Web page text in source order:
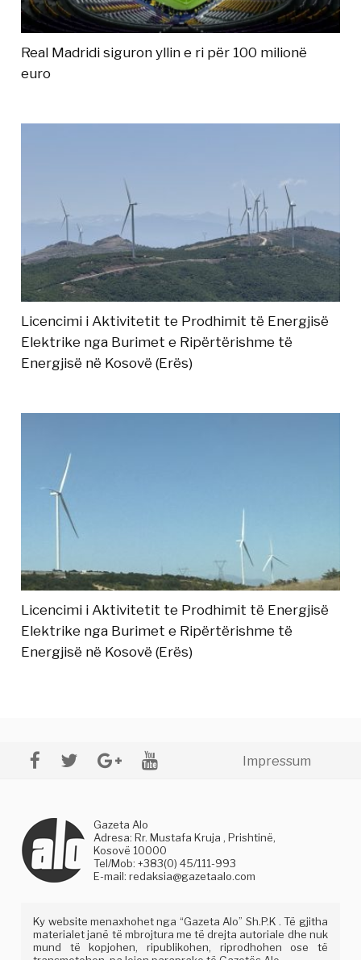
Real Madridi siguron yllin e ri për 100 milionë
euro
Licencimi i Aktivitetit te Prodhimit të Energjisë
Elektrike nga Burimet e Ripërtërishme të
Energjisë në Kosovë (Erës)
Licencimi i Aktivitetit te Prodhimit të Energjisë
Elektrike nga Burimet e Ripërtërishme të
Energjisë në Kosovë (Erës)
Impressum
Gazeta Alo
Adresa: Rr. Mustafa Kruja , Prishtinë,
Kosovë 10000
Tel/Mob: +383(0) 45/111-993
E-mail:redaksia@gazetaalo.com
Ky website menaxhohet nga “Gazeta Alo” Sh.P.K . Të gjitha
materialet janë të mbrojtura me të drejta autoriale dhe nuk
mund të kopjohen, ripublikohen, riprodhohen ose të